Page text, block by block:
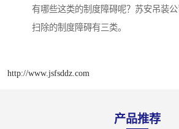
有哪些这类的制度障碍呢？苏安吊装
扫除的制度障碍有三类。
http://www.jsfsddz.com
产品推荐